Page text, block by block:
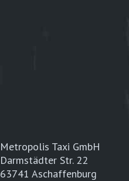
Metropolis Taxi GmbH
Darmstädter Str. 22
63741 Aschaffenburg